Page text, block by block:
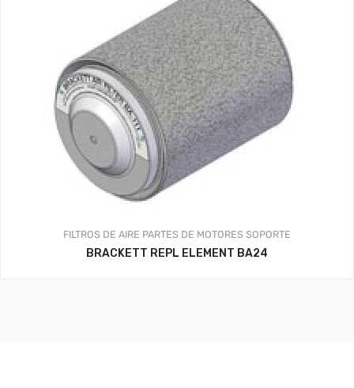
FILTROS DE AIRE PARTES DE MOTORES SOPORTE
BRACKETT REPL ELEMENT BA24